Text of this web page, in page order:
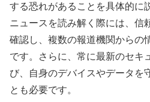
する恐れがあることを具体的に
ニュースを読み解く際には、信
確認し、複数の報道機関からの
です。さらに、常に最新のセキ
び、自身のデバイスやデータを
とも必要です。